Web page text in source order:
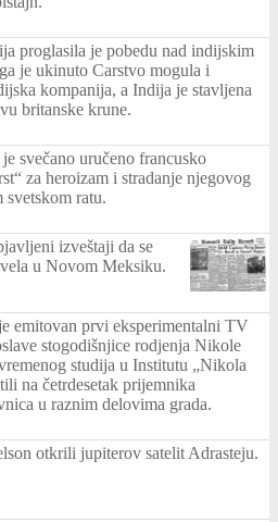
proglasila je pobedu nad indijskim
je ukinuto Carstvo mogula i
kompanija, a Indija je stavljena
britanske krune.
svečano uručeno francusko
za heroizam i stradanje njegovog
svetskom ratu.
izveštaji da se
u Novom Meksiku.
emitovan prvi eksperimentalni TV
stogodišnjice rodjenja Nikole
studija u Institutu „Nikola
na četrdesetak prijemnika
u raznim delovima grada.
otkrili jupiterov satelit Adrasteju.